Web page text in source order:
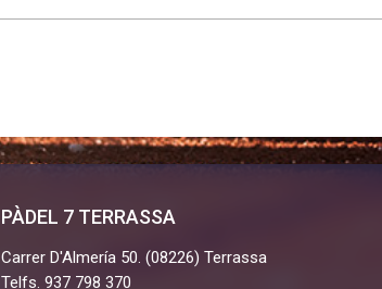
PÀDEL 7 TERRASSA
Carrer D'Almería 50. (08226) Terrassa
Telfs. 937 798 370